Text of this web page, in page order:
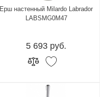
Ерш настенный Milardo Labrador
LABSMG0M47
5 693 руб.